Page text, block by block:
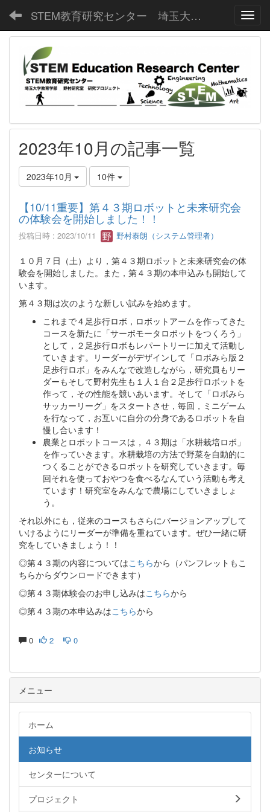
STEM教育研究センター 埼玉大学教育学部野村研究室
2023年10月の記事一覧
2023年10月 10件
【10/11重要】第４３期ロボットと未来研究会
の体験会を開始しました！！
投稿日時 : 2023/10/11 野村泰朗（システム管理者）
１０月７日（土）より，第４３期ロボットと未来研究会の体
験会を開始しました。また，第４３期の本申込みも開始して
います。
第４３期は次のような新しい試みを始めます。
これまで４足歩行ロボ，ロボットアームを作ってきた
コースを新たに「サーボモータロボットをつくろう」
として，２足歩行ロボもレパートリーに加えて活動し
ていきます。リーダーがデザインして「ロボみら版２
足歩行ロボ」をみんなで改造しながら，研究員もリー
ダーもそして野村先生も１人１台２足歩行ロボットを
作って，その性能を競いあいます。そして「ロボみら
サッカーリーグ」をスタートさせ，毎回，ミニゲーム
を行なって，お互いに自分の分身であるロボットを自
慢し合います！
農業とロボットコースは，４３期は「水耕栽培ロボ」
を作っていきます。水耕栽培の方法で野菜を自動的に
つくることができるロボットを研究していきます。毎
回それを使っておやつを食べるなんていう活動も考え
ています！研究室をみんなで農場にしていきましょ
う。
それ以外にも，従来のコースもさらにバージョンアップして
いけるようにリーダーが準備を重ねています。ぜひ一緒に研
究をしていきましょう！！
◎第４３期の内容についてはこちらから（パンフレットもこ
ちらからダウンロードできます）
◎第４３期体験会のお申し込みはこちらから
◎第４３期の本申込みはこちらから
0 2 0
メニュー
ホーム
お知らせ
センターについて
プロジェクト